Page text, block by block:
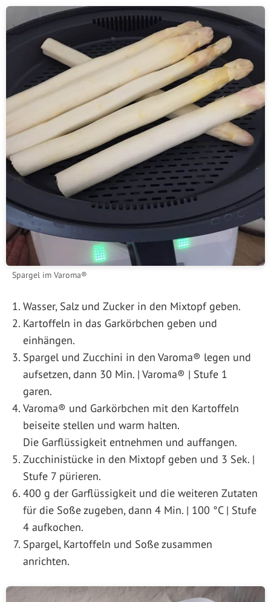
Spargel im Varoma®
Wasser, Salz und Zucker in den Mixtopf geben.
Kartoffeln in das Garkörbchen geben und
einhängen.
Spargel und Zucchini in den Varoma® legen und
aufsetzen, dann 30 Min. | Varoma® | Stufe 1
garen.
Varoma® und Garkörbchen mit den Kartoffeln
beiseite stellen und warm halten.
Die Garflüssigkeit entnehmen und auffangen.
Zucchinistücke in den Mixtopf geben und 3 Sek. |
Stufe 7 pürieren.
400 g der Garflüssigkeit und die weiteren Zutaten
für die Soße zugeben, dann 4 Min. | 100 °C | Stufe
4 aufkochen.
Spargel, Kartoffeln und Soße zusammen
anrichten.